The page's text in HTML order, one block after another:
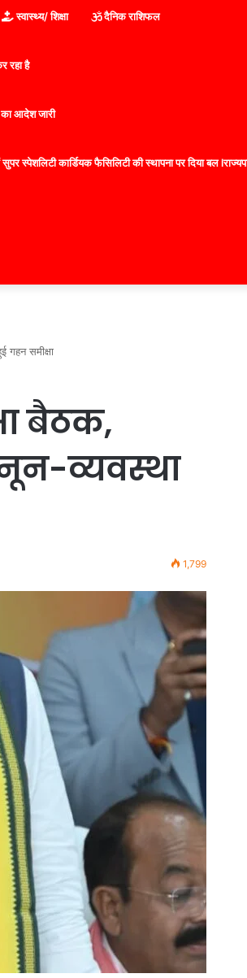
स्वास्थ्य/ शिक्षा दैनिक राशिफल
रहा है
का आदेश जारी
स्पेशलिटी कार्डियक फैसिलिटी की स्थापना पर दिया बल
गहन समीक्षा
बैठक,
व्यवस्था
1,799